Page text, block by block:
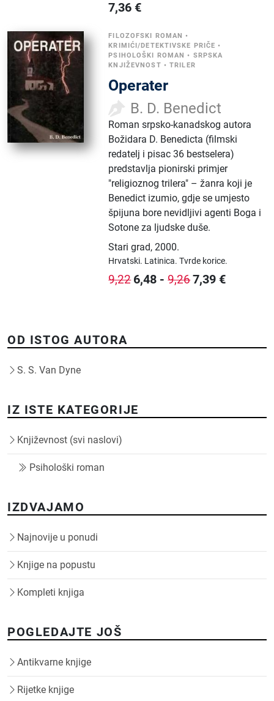
7,36 €
FILOZOFSKI ROMAN •
KRIMIĆI/DETEKTIVSKE PRIČE •
PSIHOLOŠKI ROMAN • SRPSKA
KNJIŽEVNOST •TRILER
Operater
B. D. Benedict
Roman srpsko-kanadskog autora
Božidara D. Benedicta (filmski
redatelj i pisac 36 bestselera)
predstavlja pionirski primjer
"religioznog trilera" – žanra koji je
Benedict izumio, gdje se umjesto
špijuna bore nevidljivi agenti Boga i
Sotone za ljudske duše.
Stari grad,2000.
Hrvatski. Latinica.Tvrde korice.
9,22 6,48 -9,267,39 €
OD ISTOG AUTORA
S. S. Van Dyne
IZ ISTE KATEGORIJE
Književnost (svi naslovi)
Psihološki roman
IZDVAJAMO
Najnovije u ponudi
Knjige na popustu
Kompleti knjiga
POGLEDAJTE JOŠ
Antikvarne knjige
Rijetke knjige